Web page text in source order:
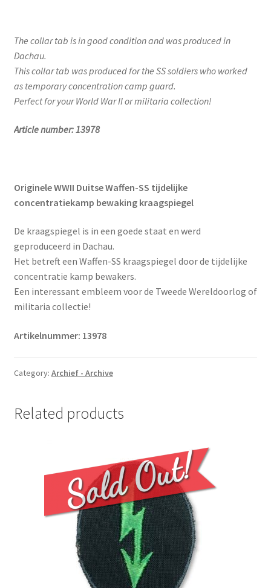
The collar tab is in good condition and was produced in
Dachau.
This collar tab was produced for the SS soldiers who worked
as temporary concentration camp guard.
Perfect for your World War II or militaria collection!
Article number:13978
Originele WWII Duitse Waffen-SS tijdelijke
concentratiekamp bewaking kraagspiegel
De kraagspiegel is in een goede staat en werd
geproduceerd in Dachau.
Het betreft een Waffen-SS kraagspiegel door de tijdelijke
concentratie kamp bewakers.
Een interessant embleem voor de Tweede Wereldoorlog of
militaria collectie!
Artikelnummer: 13978
Category: Archief - Archive
Related products